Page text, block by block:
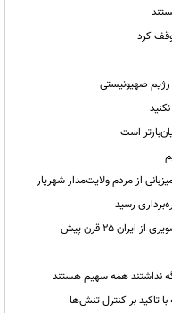
کرد
رژیم صهیونیستی
است
نداشتند همه سهیم هستند
تاکید بر کنترل تنش‌ها